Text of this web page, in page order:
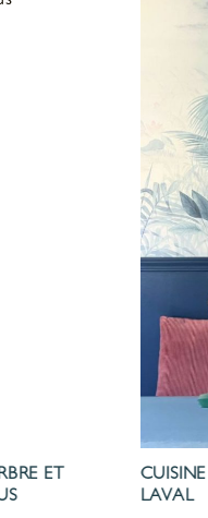
ET
LAVAL